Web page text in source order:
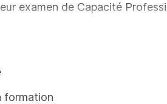
examen de Capacité
formation